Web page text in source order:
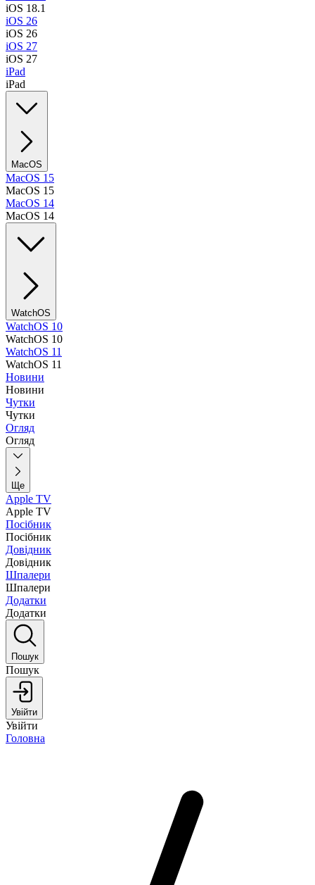
iOS 18.1
iOS 26
iOS 26
iOS 27
iOS 27
iPad
iPad
MacOS
MacOS 15
MacOS 15
MacOS 14
MacOS 14
WatchOS
WatchOS 10
WatchOS 10
WatchOS 11
WatchOS 11
Новини
Новини
Чутки
Чутки
Огляд
Огляд
Ще
Apple TV
Apple TV
Посібник
Посібник
Довідник
Довідник
Шпалери
Шпалери
Додатки
Додатки
Пошук
Пошук
Увійти
Увійти
Головна